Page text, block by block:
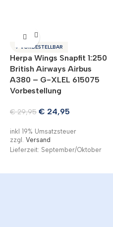
✈ VORBESTELLBAR
Herpa Wings Snapfit 1:250
British Airways Airbus
A380 – G-XLEL 615075
Vorbestellung
€29,95 € 24,95
inkl 19% Umsatzsteuer
zzgl. Versand
Lieferzeit: September/Oktober